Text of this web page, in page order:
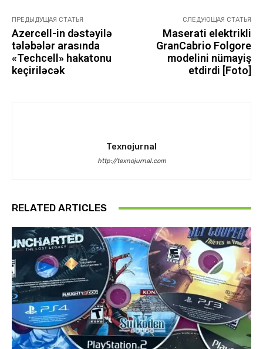
ПРЕДЫДУЩАЯ СТАТЬЯ
Azercell-in dəstəyilə
tələbələr arasında
«Techcell» hakatonu
keçiriləcək
СЛЕДУЮЩАЯ СТАТЬЯ
Maserati elektrikli
GranCabrio Folgore
modelini nümayiş
etdirdi [Foto]
Texnojurnal
http://texnojurnal.com
RELATED ARTICLES